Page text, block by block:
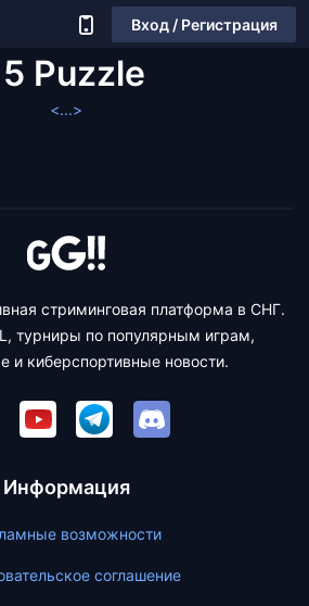
Вход / Регистрация
Puzzle
<...>
стриминговая платформа в СНГ.
турниры по популярным играм,
и киберспортивные новости.
Информация
возможности
соглашение